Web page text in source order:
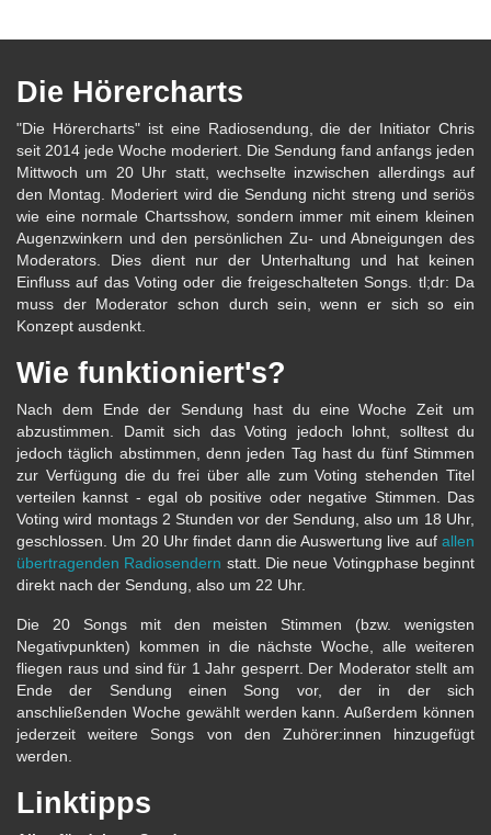
Die Hörercharts
"Die Hörercharts" ist eine Radiosendung, die der Initiator Chris
seit 2014 jede Woche moderiert. Die Sendung fand anfangs jeden
Mittwoch um 20 Uhr statt, wechselte inzwischen allerdings auf
den Montag. Moderiert wird die Sendung nicht streng und seriös
wie eine normale Chartsshow, sondern immer mit einem kleinen
Augenzwinkern und den persönlichen Zu- und Abneigungen des
Moderators. Dies dient nur der Unterhaltung und hat keinen
Einfluss auf das Voting oder die freigeschalteten Songs. tl;dr: Da
muss der Moderator schon durch sein, wenn er sich so ein
Konzept ausdenkt.
Wie funktioniert's?
Nach dem Ende der Sendung hast du eine Woche Zeit um
abzustimmen. Damit sich das Voting jedoch lohnt, solltest du
jedoch täglich abstimmen, denn jeden Tag hast du fünf Stimmen
zur Verfügung die du frei über alle zum Voting stehenden Titel
verteilen kannst - egal ob positive oder negative Stimmen. Das
Voting wird montags 2 Stunden vor der Sendung, also um 18 Uhr,
geschlossen. Um 20 Uhr findet dann die Auswertung live auf allen
übertragenden Radiosendern statt. Die neue Votingphase beginnt
direkt nach der Sendung, also um 22 Uhr.
Die 20 Songs mit den meisten Stimmen (bzw. wenigsten
Negativpunkten) kommen in die nächste Woche, alle weiteren
fliegen raus und sind für 1 Jahr gesperrt. Der Moderator stellt am
Ende der Sendung einen Song vor, der in der sich
anschließenden Woche gewählt werden kann. Außerdem können
jederzeit weitere Songs von den Zuhörer:innen hinzugefügt
werden.
Linktipps